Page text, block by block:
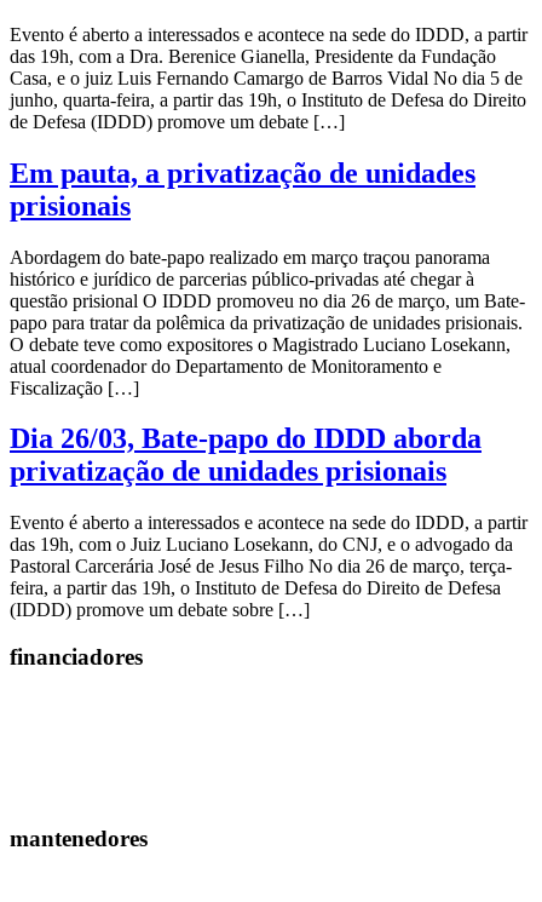
Evento é aberto a interessados e acontece na sede do IDDD, a partir
das 19h, com a Dra. Berenice Gianella, Presidente da Fundação
Casa, e o juiz Luis Fernando Camargo de Barros Vidal No dia 5 de
junho, quarta-feira, a partir das 19h, o Instituto de Defesa do Direito
de Defesa (IDDD) promove um debate […]
Em pauta, a privatização de unidades
prisionais
Abordagem do bate-papo realizado em março traçou panorama
histórico e jurídico de parcerias público-privadas até chegar à
questão prisional O IDDD promoveu no dia 26 de março, um Bate-
papo para tratar da polêmica da privatização de unidades prisionais.
O debate teve como expositores o Magistrado Luciano Losekann,
atual coordenador do Departamento de Monitoramento e
Fiscalização […]
Dia 26/03, Bate-papo do IDDD aborda
privatização de unidades prisionais
Evento é aberto a interessados e acontece na sede do IDDD, a partir
das 19h, com o Juiz Luciano Losekann, do CNJ, e o advogado da
Pastoral Carcerária José de Jesus Filho No dia 26 de março, terça-
feira, a partir das 19h, o Instituto de Defesa do Direito de Defesa
(IDDD) promove um debate sobre […]
financiadores
mantenedores